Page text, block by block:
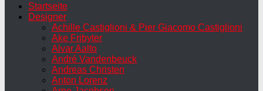
Startseite
Designer
Achille Castiglioni & Pier Giacomo Castiglioni
Ake Fribyter
Alvar Aalto
André Vandenbeuck
Andreas Christen
Anton Lorenz